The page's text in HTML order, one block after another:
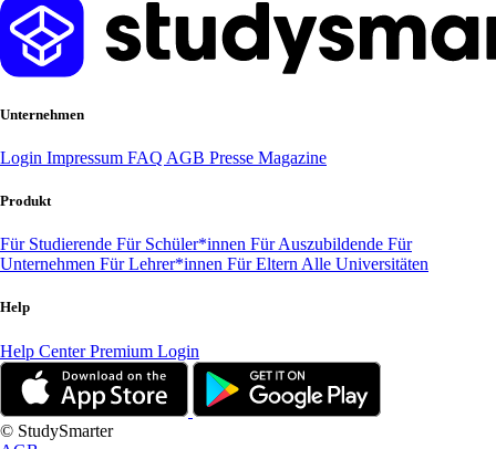
Unternehmen
Login Impressum FAQ AGB Presse Magazine
Produkt
Für Studierende Für Schüler*innen Für Auszubildende Für
Unternehmen Für Lehrer*innen Für Eltern Alle Universitäten
Help
Help CenterPremium Login
© StudySmarter